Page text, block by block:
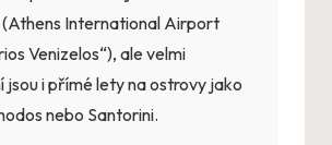
International Airport
Venizelos“), ale velmi
jsou i přímé lety na ostrovy jako
nebo Santorini.